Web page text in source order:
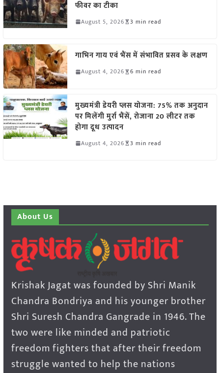
फीवर का टीका
August 5, 2026 3 min read
गाभिन गाय एवं भैंस में संभावित प्रसव के लक्षण
August 4, 2026 6 min read
मुख्यमंत्री डेयरी प्लस योजना: 75% तक अनुदान
पर मिलेंगी मुर्रा भैंसें, रोजाना 20 लीटर तक
होगा दूध उत्पादन
August 4, 2026 3 min read
About Us
Krishak Jagat was founded by Shri Manik
Chandra Bondriya and his younger brother
Shri Suresh Chandra Gangrade in 1946. The
two were like minded and patriotic
freedom fighters that after their freedom
struggle wanted to help the nations